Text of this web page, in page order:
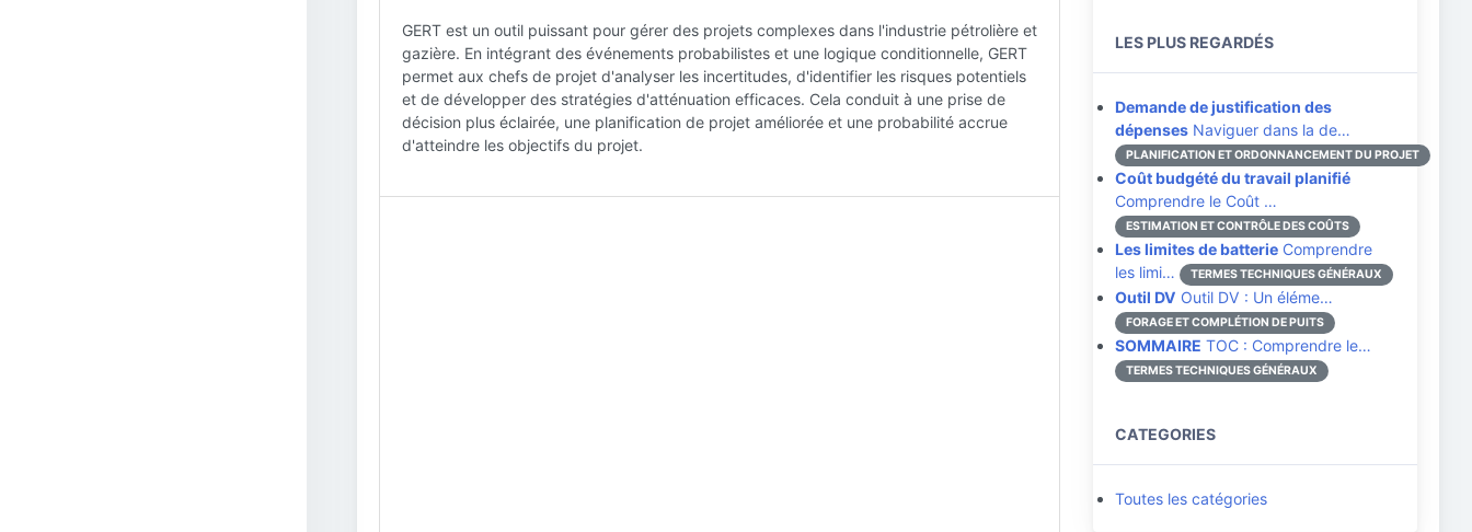
GERT est un outil puissant pour gérer des projets complexes dans l'industrie pétrolière et
gazière. En intégrant des événements probabilistes et une logique conditionnelle, GERT
permet aux chefs de projet d'analyser les incertitudes, d'identifier les risques potentiels
et de développer des stratégies d'atténuation efficaces. Cela conduit à une prise de
décision plus éclairée, une planification de projet améliorée et une probabilité accrue
d'atteindre les objectifs du projet.
LES PLUS REGARDÉS
Demande de justification des
dépenses Naviguer dans la de…
PLANIFICATION ET ORDONNANCEMENT DU PROJET
Coût budgété du travail planifié
Comprendre le Coût …
ESTIMATION ET CONTRÔLE DES COÛTS
Les limites de batterie Comprendre
les limi…
TERMES TECHNIQUES GÉNÉRAUX
Outil DV Outil DV : Un éléme…
FORAGE ET COMPLÉTION DE PUITS
SOMMAIRE TOC : Comprendre le…
TERMES TECHNIQUES GÉNÉRAUX
CATEGORIES
Toutes les catégories